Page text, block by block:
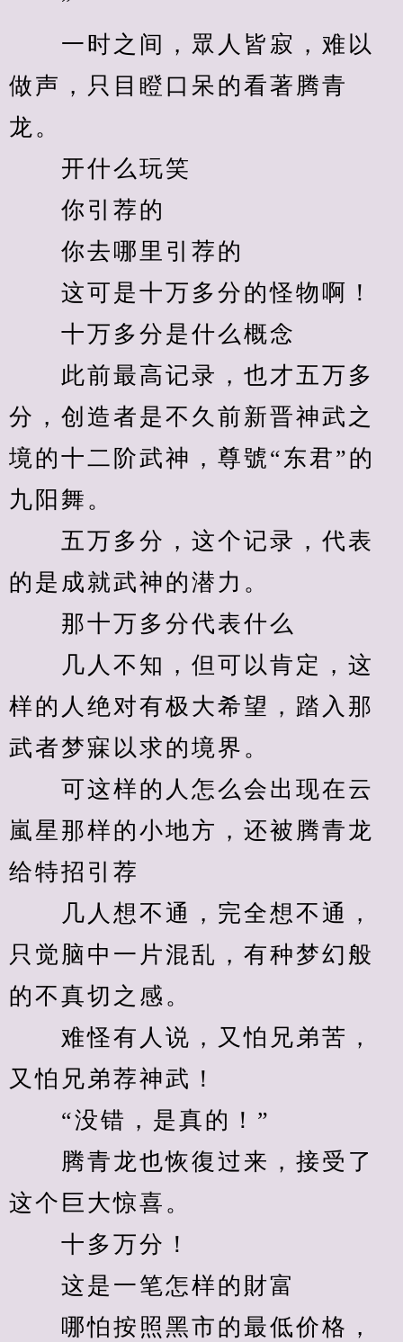
一时之间，眾人皆寂，难以
做声，只目瞪口呆的看著腾青
龙。
开什么玩笑
你引荐的
你去哪里引荐的
这可是十万多分的怪物啊！
十万多分是什么概念
此前最高记录，也才五万多
分，创造者是不久前新晋神武之
境的十二阶武神，尊號“东君”的
九阳舞。
五万多分，这个记录，代表
的是成就武神的潜力。
那十万多分代表什么
几人不知，但可以肯定，这
样的人绝对有极大希望，踏入那
武者梦寐以求的境界。
可这样的人怎么会出现在云
嵐星那样的小地方，还被腾青龙
给特招引荐
几人想不通，完全想不通，
只觉脑中一片混乱，有种梦幻般
的不真切之感。
难怪有人说，又怕兄弟苦，
又怕兄弟荐神武！
“没错，是真的！”
腾青龙也恢復过来，接受了
这个巨大惊喜。
十多万分！
这是一笔怎样的財富
哪怕按照黑市的最低价格，